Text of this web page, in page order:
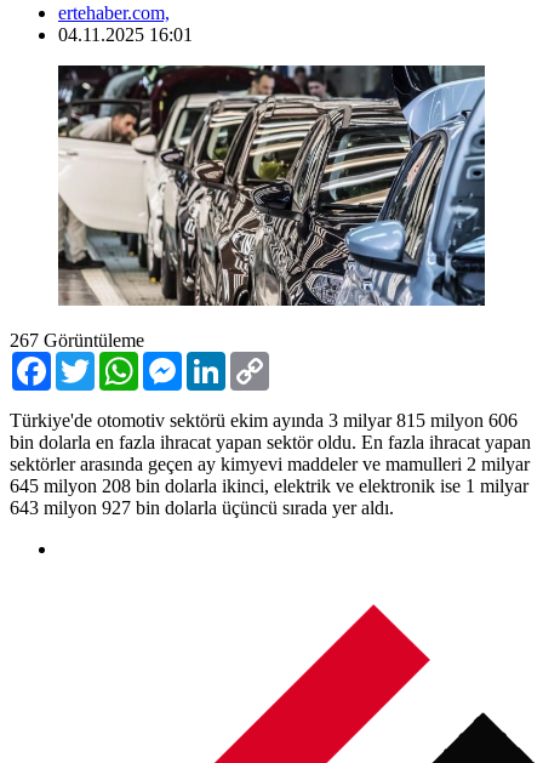
ertehaber.com,
04.11.2025 16:01
267 Görüntüleme
Facebook
TwitterWhatsAppMessenger
LinkedIn
Türkiye'de otomotiv sektörü ekim ayında 3 milyar 815 milyon 606
bin dolarla en fazla ihracat yapan sektör oldu. En fazla ihracat yapan
sektörler arasında geçen ay kimyevi maddeler ve mamulleri 2 milyar
645 milyon 208 bin dolarla ikinci, elektrik ve elektronik ise 1 milyar
643 milyon 927 bin dolarla üçüncü sırada yer aldı.